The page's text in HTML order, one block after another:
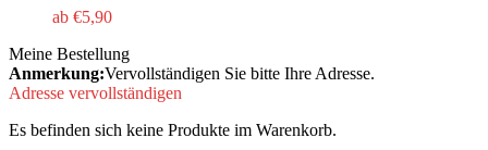
ab €5,90
Meine Bestellung
Anmerkung:Vervollständigen Sie bitte Ihre Adresse.
Adresse vervollständigen
Es befinden sich keine Produkte im Warenkorb.